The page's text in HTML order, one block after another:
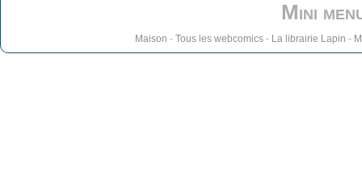
Mini
Maison - Tous les webcomics- La librairie Lapin -